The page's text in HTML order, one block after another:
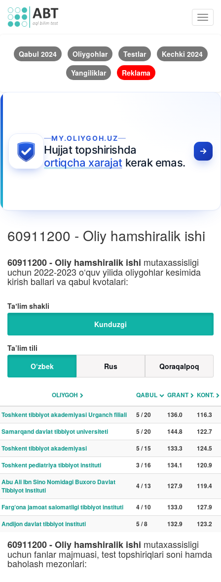
Qabul 2024 Oliygohlar Testlar
Kechki 2024
Yangiliklar
Reklama
MY.OLIYGOH.UZ
Hujjat topshirishda
ortiqcha xarajatkerak emas.
60911200 - Oliy hamshiralik ishi
60911200 - Oliy hamshiralik ishi mutaxassisligi
uchun 2022-2023 o‘quv yilida oliygohlar kesimida
kirish ballari va qabul kvotalari:
Taʼlim shakli
Kunduzgi
Ta’lim tili
O‘zbek
Rus Qoraqalpoq
OLIYGOH QABUL GRANT KONT.
Toshkent tibbiyot akademiyasi Urganch filiali 5 / 20 136.0
116.3
Samarqand davlat tibbiyot universiteti
5 / 20 144.8
122.7
Toshkent tibbiyot akademiyasi
5 / 15 133.3
124.5
Toshkent pediatriya tibbiyot instituti
3 / 16 134.1
120.9
Abu Ali Ibn Sino Nomidagi Buxoro Davlat
Tibbiyot Instituti
4 / 13 127.9 119.4
Farg‘ona jamoat salomatligi tibbiyot instituti 4 / 10 133.0
127.9
Andijon davlat tibbiyot instituti
5 / 8 132.9 123.2
60911200 - Oliy hamshiralik ishi mutaxassisligi
uchun fanlar majmuasi, test topshiriqlari soni hamda
baholash mezonlari: